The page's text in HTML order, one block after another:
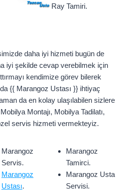
Ray Tamiri.
daha iyi hizmeti bugün de
iyi şekilde cevap verebilmek için
kendimize görev bilerek
{{ Marangoz Ustası }} ihtiyaç
da en kolay ulaşılabilen sizlere
Montajı, Mobilya Tadilatı,
servis hizmeti vermekteyiz.
Marangoz
Servis.
Marangoz
Ustası.
Marangoz
Tamirci.
Marangoz Usta
Servisi.